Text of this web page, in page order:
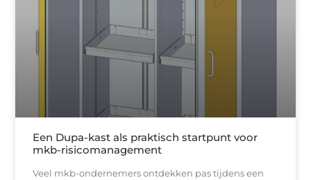
Een Dupa-kast als praktisch startpunt voor
mkb-risicomanagement
Veel mkb-ondernemers ontdekken pas tijdens een